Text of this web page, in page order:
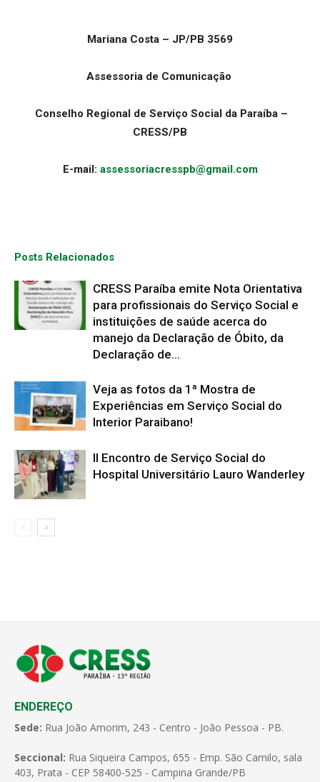
Mariana Costa – JP/PB 3569
Assessoria de Comunicação
Conselho Regional de Serviço Social da Paraíba –
CRESS/PB
E-mail: assessoriacresspb@gmail.com
Posts Relacionados
CRESS Paraíba emite Nota Orientativa
para profissionais do Serviço Social e
instituições de saúde acerca do
manejo da Declaração de Óbito, da
Declaração de...
Veja as fotos da 1ª Mostra de
Experiências em Serviço Social do
Interior Paraibano!
II Encontro de Serviço Social do
Hospital Universitário Lauro Wanderley
ENDEREÇO
Sede: Rua João Amorim, 243 - Centro - João Pessoa - PB.
Seccional: Rua Siqueira Campos, 655 - Emp. São Camilo, sala
403, Prata - CEP 58400-525 - Campina Grande/PB